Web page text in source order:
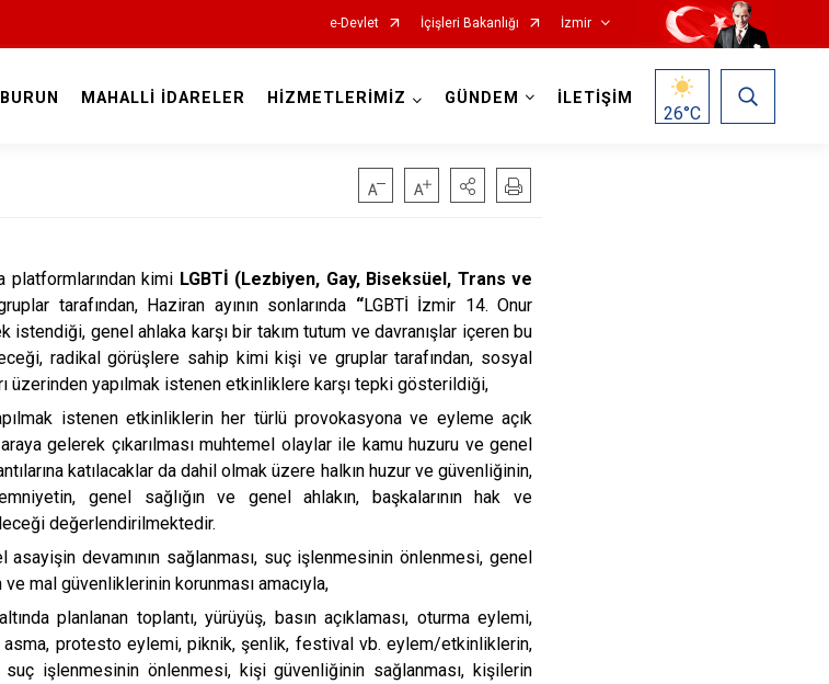
e-Devlet İçişleri Bakanlığı İzmir
Aliağa
Balçova
Bayındır
Beydağ
Bornova
Buca
Çeşme
Çiğli
Dikili
Foça
Gaziemir
Güzelbahçe
Karaburun
Karşıyaka
Kemalpaşa
Kiraz
Menderes
MAHALLİ İDARELER HİZMETLERİMİZ GÜNDEM İLETİŞİM
26°C
platformlarından kimi LGBTİ (Lezbiyen, Gay, Biseksüel, Trans ve
tarafından, Haziran ayının sonlarında “LGBTİ İzmir 14. Onur
istendiği, genel ahlaka karşı bir takım tutum ve davranışlar içeren bu
radikal görüşlere sahip kimi kişi ve gruplar tarafından, sosyal
üzerinden yapılmak istenen etkinliklere karşı tepki gösterildiği,
istenen etkinliklerin her türlü provokasyona ve eyleme açık
gelerek çıkarılması muhtemel olaylar ile kamu huzuru ve genel
katılacaklar da dahil olmak üzere halkın huzur ve güvenliğinin,
genel sağlığın ve genel ahlakın, başkalarının hak ve
değerlendirilmektedir.
devamının sağlanması, suç işlenmesinin önlenmesi, genel
ve mal güvenliklerinin korunması amacıyla,
planlanan toplantı, yürüyüş, basın açıklaması, oturma eylemi,
asma, protesto eylemi, piknik, şenlik, festival vb. eylem/etkinliklerin,
işlenmesinin önlenmesi, kişi güvenliğinin sağlanması, kişilerin